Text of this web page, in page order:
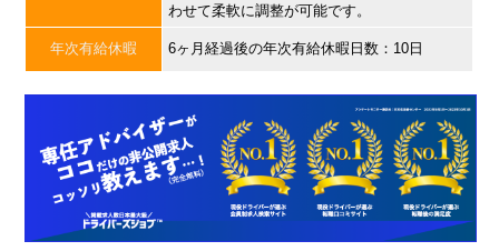
わせて柔軟に調整が可能です。
年次有給休暇 6ヶ月経過後の年次有給休暇日数：10日